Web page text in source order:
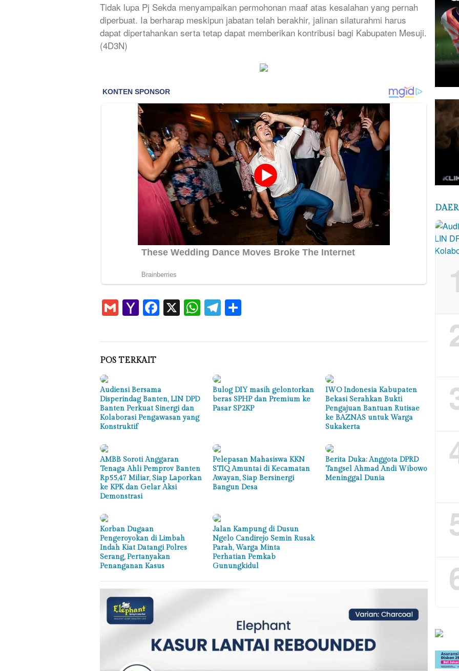
Tidak lupa Pj Sekda menyampaikan permohonan maaf atas kesalahan yang pernah
diperbuat. Ia berharap meskipun jabatan telah berakhir, jalinan silaturahmi harus
dapat dipertahankan serta tetap dapat memberikan kontribusi bagi Kabupaten Mesuji.
(4D3N)
GmailYahoo
Mail
Facebook
X WhatsApp
Telegram
POS TERKAIT
Audiensi Bersama
Disperindag Banten, LIN DPD
Banten Perkuat Sinergi dan
Kolaborasi Pengawasan yang
Konstruktif
Bulog DIY masih gelontorkan
beras SPHP dan Premium ke
Pasar SP2KP
IWO Indonesia Kabupaten
Bekasi Serahkan Bukti
Pengajuan Bantuan Rutisae
ke BAZNAS untuk Warga
Sukakerta
AMBB Soroti Anggaran
Tenaga Ahli Pemprov Banten
Rp55,47 Miliar, Siap Laporkan
ke KPK dan Gelar Aksi
Demonstrasi
Pelepasan Mahasiswa KKN
STIQ Amuntai di Kecamatan
Awayan, Siap Bersinergi
Bangun Desa
Berita Duka: Anggota DPRD
Tangsel Ahmad Andi Wibowo
Meninggal Dunia
Korban Dugaan
Pengeroyokan di Limbah
Indah Kiat Datangi Polres
Serang, Pertanyakan
Penanganan Kasus
Jalan Kampung di Dusun
Ngelo Candirejo Semin Rusak
Parah, Warga Minta
Perhatian Pemkab
Gunungkidul